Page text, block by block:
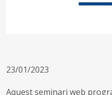
23/01/2023
Aquest seminari web